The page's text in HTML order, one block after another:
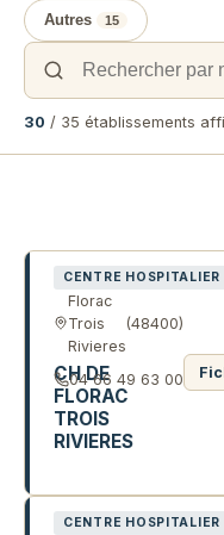
Autres 15
30 / 35 établissements
Liste des
CENTRE HOSPITALIER
Florac
Trois
Rivieres
(48400)
CH DE
FLORAC
TROIS
RIVIERES
04 66 49 63 00
CENTRE HOSPITALIER